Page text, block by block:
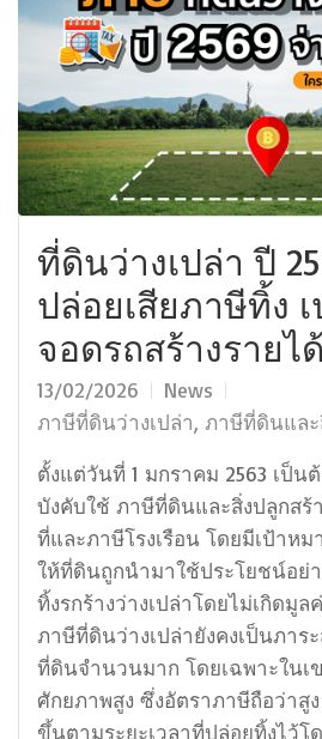
ที่ดินว่างเปล่า ปี
ปล่อยเสียภาษีทิ้ง
จอดรถสร้างรายไ
13/02/2026
News
ภาษีที่ดินว่างเปล่า, ภาษีที่ดินและ
ตั้งแต่วันที่ 1 มกราคม 2563 เป็น
บังคับใช้ ภาษีที่ดินและสิ่งปลูกสร้
ที่และภาษีโรงเรือน โดยมีเป้าห
ให้ที่ดินถูกนำมาใช้ประโยชน์อย่
ทิ้งรกร้างว่างเปล่าโดยไม่เกิดมูล
ภาษีที่ดินว่างเปล่ายังคงเป็นภาร
ที่ดินจำนวนมาก โดยเฉพาะในเ
ศักยภาพสูง ซึ่งอัตราภาษีถือว่าสู
ขึ้นตามระยะเวลาที่ปล่อยทิ้งไว้โ